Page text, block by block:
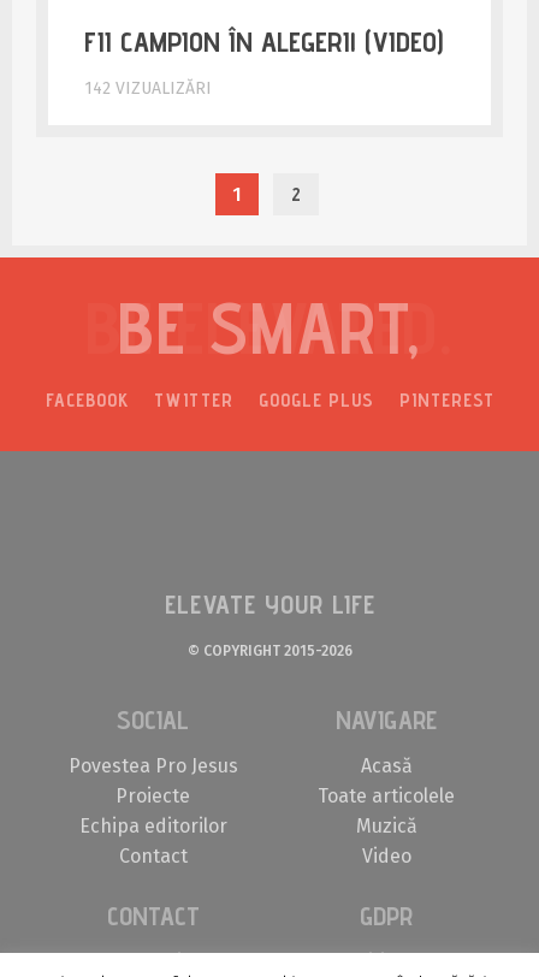
FII CAMPION ÎN ALEGERI! (VIDEO)
142 VIZUALIZĂRI
1 2
BE ELEVATED.
FACEBOOK TWITTER GOOGLE PLUS PINTEREST
ELEVATE YOUR LIFE
© COPYRIGHT 2015-2026
SOCIAL
Povestea Pro Jesus
Proiecte
Echipa editorilor
Contact
NAVIGARE
Acasă
Toate articolele
Muzică
Video
CONTACT GDPR